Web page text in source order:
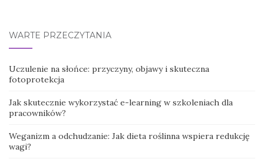
WARTE PRZECZYTANIA
Uczulenie na słońce: przyczyny, objawy i skuteczna
fotoprotekcja
Jak skutecznie wykorzystać e-learning w szkoleniach dla
pracowników?
Weganizm a odchudzanie: Jak dieta roślinna wspiera redukcję
wagi?